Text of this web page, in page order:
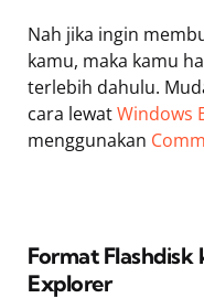
Nah jika ingin
kamu, maka kamu
terlebih dahulu.
cara lewatWindows
menggunakan
Format Flashdisk
Explorer